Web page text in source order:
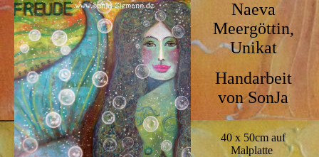
Naeva
Meergöttin,
Unikat
Handarbeit
von SonJa
40 x 50cm auf
Malplatte